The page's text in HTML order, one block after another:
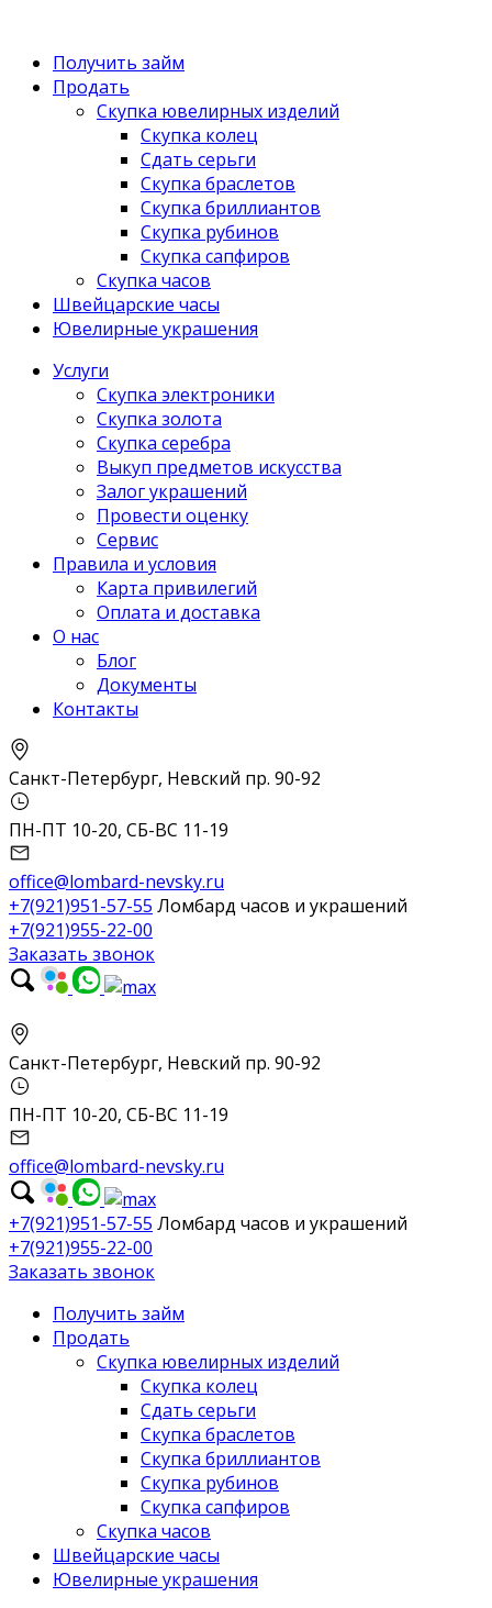
Получить займ
Продать
Скупка ювелирных изделий
Скупка колец
Сдать серьги
Скупка браслетов
Скупка бриллиантов
Скупка рубинов
Скупка сапфиров
Скупка часов
Швейцарские часы
Ювелирные украшения
Услуги
Скупка электроники
Скупка золота
Скупка серебра
Выкуп предметов искусства
Залог украшений
Провести оценку
Сервис
Правила и условия
Карта привилегий
Оплата и доставка
О нас
Блог
Документы
Контакты
Санкт-Петербург, Невский пр. 90-92
ПН-ПТ 10-20, СБ-ВС 11-19
office@lombard-nevsky.ru
+7(921)951-57-55 Ломбард часов и украшений
+7(921)955-22-00
Заказать звонок
Санкт-Петербург, Невский пр. 90-92
ПН-ПТ 10-20, СБ-ВС 11-19
office@lombard-nevsky.ru
+7(921)951-57-55 Ломбард часов и украшений
+7(921)955-22-00
Заказать звонок
Получить займ
Продать
Скупка ювелирных изделий
Скупка колец
Сдать серьги
Скупка браслетов
Скупка бриллиантов
Скупка рубинов
Скупка сапфиров
Скупка часов
Швейцарские часы
Ювелирные украшения